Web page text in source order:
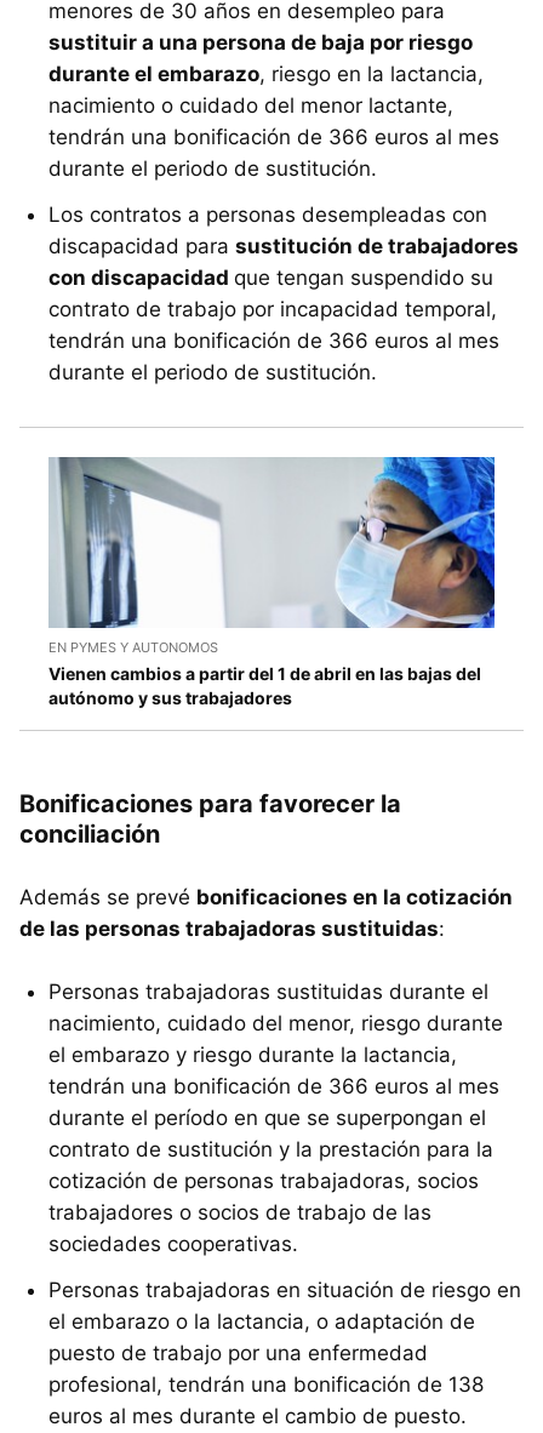
menores de 30 años en desempleo para
sustituir a una persona de baja por riesgo
durante el embarazo, riesgo en la lactancia,
nacimiento o cuidado del menor lactante,
tendrán una bonificación de 366 euros al mes
durante el periodo de sustitución.
Los contratos a personas desempleadas con
discapacidad para sustitución de trabajadores
con discapacidad que tengan suspendido su
contrato de trabajo por incapacidad temporal,
tendrán una bonificación de 366 euros al mes
durante el periodo de sustitución.
EN PYMES Y AUTONOMOS
Vienen cambios a partir del 1 de abril en las bajas del
autónomo y sus trabajadores
Bonificaciones para favorecer la
conciliación
Además se prevé bonificaciones en la cotización
de las personas trabajadoras sustituidas:
Personas trabajadoras sustituidas durante el
nacimiento, cuidado del menor, riesgo durante
el embarazo y riesgo durante la lactancia,
tendrán una bonificación de 366 euros al mes
durante el período en que se superpongan el
contrato de sustitución y la prestación para la
cotización de personas trabajadoras, socios
trabajadores o socios de trabajo de las
sociedades cooperativas.
Personas trabajadoras en situación de riesgo en
el embarazo o la lactancia, o adaptación de
puesto de trabajo por una enfermedad
profesional, tendrán una bonificación de 138
euros al mes durante el cambio de puesto.